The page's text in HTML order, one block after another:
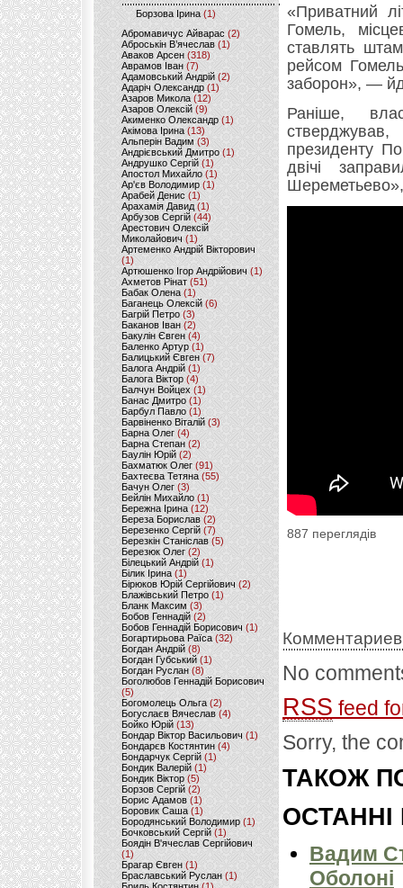
Борзова Ірина(1)
Абромавичус Айварас (2)
Аброськін В’ячеслав(1)
Аваков Арсен (318)
Аврамов Іван (7)
Адамовський Андрій(2)
Адаріч Олександр (1)
Азаров Микола (12)
Азаров Олексій (9)
Акименко Олександр(1)
Акімова Ірина(13)
Альперін Вадим (3)
Андрієвський Дмитро(1)
Андрушко Сергій(1)
Апостол Михайло(1)
Ар'єв Володимир (1)
Арабей Денис(1)
Арахамія Давид (1)
Арбузов Сергій (44)
Арестович Олексій
Миколайович(1)
Артеменко Андрій Вікторович
(1)
Артюшенко Ігор Андрійович(1)
Ахметов Рінат(51)
Бабак Олена(1)
Баганець Олексій(6)
Багрій Петро (3)
Баканов Іван(2)
Бакулін Євген (4)
Баленко Артур(1)
Балицький Євген(7)
Балога Андрій (1)
Балога Віктор (4)
Балчун Войцех (1)
Банас Дмитро (1)
Барбул Павло(1)
Барвіненко Віталій(3)
Барна Олег (4)
Барна Степан (2)
Баулін Юрій (2)
Бахматюк Олег (91)
Бахтеєва Тетяна(55)
Бачун Олег (3)
Бейлін Михайло (1)
Бережна Ірина(12)
Береза Борислав(2)
Березенко Сергій (7)
Березкін Станіслав (5)
Березюк Олег(2)
Білецький Андрій (1)
Білик Ірина (1)
Бірюков Юрій Сергійович (2)
Блажівський Петро (1)
Бланк Максим(3)
Бобов Геннадій (2)
Бобов Геннадій Борисович (1)
Богартирьова Раїса (32)
Богдан Андрій(8)
Богдан Губський (1)
Богдан Руслан(8)
Боголюбов Геннадій Борисович
(5)
Богомолець Ольга (2)
Богуслаєв Вячеслав (4)
Бойко Юрій (13)
Бондар Віктор Васильович (1)
Бондарєв Костянтин (4)
Бондарчук Сергій(1)
Бондик Валерій (1)
Бондик Віктор(5)
Борзов Сергiй (2)
Борис Адамов(1)
Боровик Саша (1)
Бородянський Володимир (1)
Бочковський Сергій (1)
Боядін В'ячеслав Сергійович
(1)
Брагар Євген (1)
Браславський Руслан (1)
«Приватний
Гомель,
ставлять
рейсом
заборон», —
Раніше,
президенту
двічі
Шереметьево»,
887 переглядів
No
RSS feed
Sorry, the
ТАКОЖ
ОСТАННІ
Вадим
Оболоні